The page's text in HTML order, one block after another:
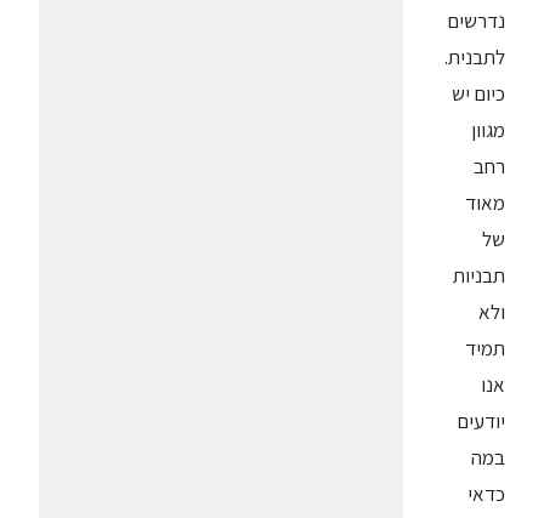
נדרשים
לתבנית.
כיום יש
מגוון
רחב
מאוד
של
תבניות
ולא
תמיד
אנו
יודעים
במה
כדאי